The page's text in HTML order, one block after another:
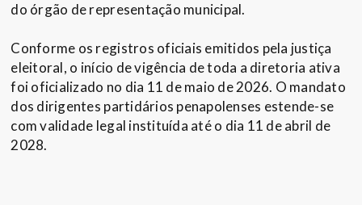
do órgão de representação municipal.
Conforme os registros oficiais emitidos pela justiça
eleitoral, o início de vigência de toda a diretoria ativa
foi oficializado no dia 11 de maio de 2026. O mandato
dos dirigentes partidários penapolenses estende-se
com validade legal instituída até o dia 11 de abril de
2028.